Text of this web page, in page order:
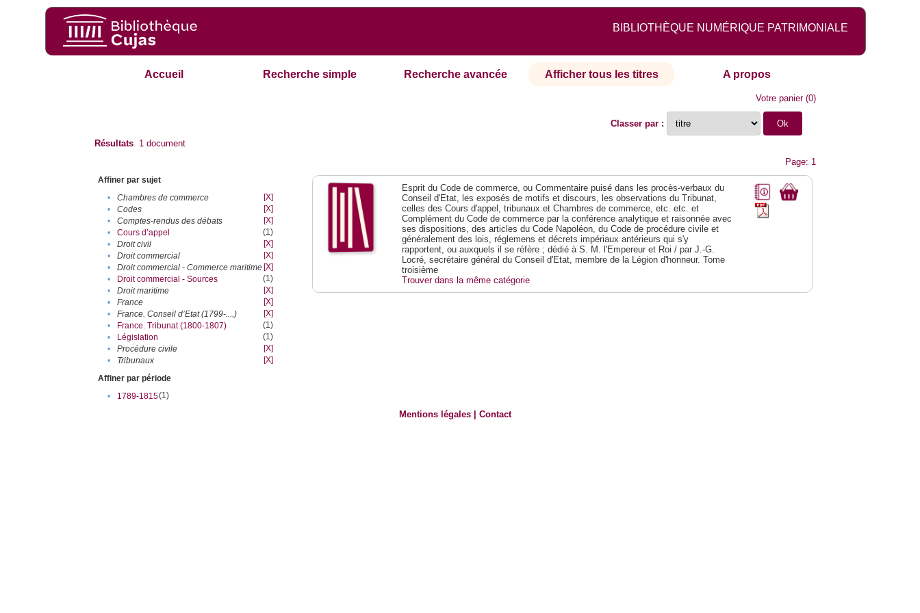
BIBLIOTHÈQUE NUMÉRIQUE PATRIMONIALE
Accueil Recherche simple Recherche avancée Afficher tous les titres A propos
Votre panier(0)
Classer par :
Résultats 1 document
Page: 1
Affiner par sujet
•
Chambres de commerce
[X]
•
Codes
[X]
•
Comptes-rendus des débats
[X]
•
Cours d’appel
(1)
•
Droit civil
[X]
•
Droit commercial
[X]
•
Droit commercial - Commerce maritime [X]
•
Droit commercial - Sources
(1)
•
Droit maritime
[X]
•
France
[X]
•
France. Conseil d’Etat (1799-....)
[X]
•
France. Tribunat (1800-1807)
(1)
•
Législation
(1)
•
Procédure civile
[X]
•
Tribunaux
[X]
Affiner par période
•
1789-1815(1)
Esprit du Code de commerce, ou Commentaire puisé dans les procès-verbaux du
Conseil d'Etat, les exposés de motifs et discours, les observations du Tribunat,
celles des Cours d'appel, tribunaux et Chambres de commerce, etc. etc. et
Complément du Code de commerce par la conférence analytique et raisonnée avec
ses dispositions, des articles du Code Napoléon, du Code de procédure civile et
généralement des lois, réglemens et décrets impériaux antérieurs qui s'y
rapportent, ou auxquels il se réfère ; dédié à S. M. l'Empereur et Roi / par J.-G.
Locré, secrétaire général du Conseil d'Etat, membre de la Légion d'honneur. Tome
troisième
Trouver dans la même catégorie
Mentions légales |Contact